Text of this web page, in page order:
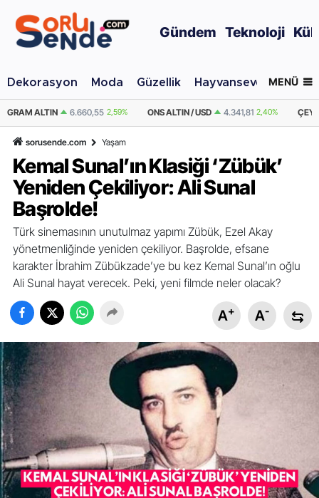
Gündem Teknoloji
Dekorasyon Moda Güzellik Hayvansever MENÜ
ONS ALTIN / USD 4.341,81 2,40% ÇEYREK ALTIN 10.889,99 2,59%
sorusende.com Yaşam
Kemal Sunal’ın Klasiği ‘Zübük’
Yeniden Çekiliyor: Ali Sunal
Başrolde!
Türk sinemasının unutulmaz yapımı Zübük, Ezel Akay
yönetmenliğinde yeniden çekiliyor. Başrolde, efsane
karakter İbrahim Zübükzade’ye bu kez Kemal Sunal’ın oğlu
Ali Sunal hayat verecek. Peki, yeni filmde neler olacak?
A+ A-